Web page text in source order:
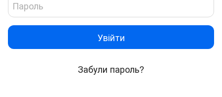
Увійти
Забули пароль?